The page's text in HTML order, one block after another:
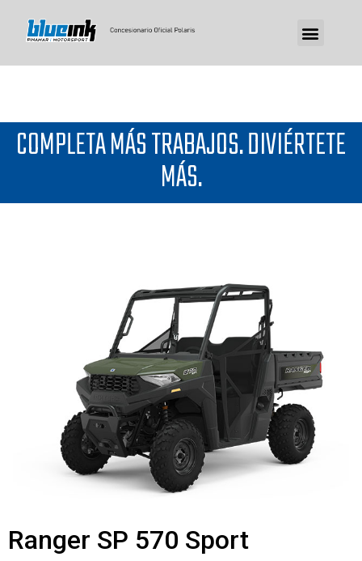
COMPLETA MÁS TRABAJOS. DIVIÉRTETE
MÁS.
Ranger SP 570 Sport